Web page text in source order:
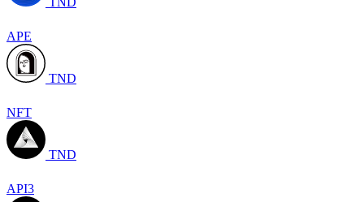
APE
TND
NFT
TND
API3